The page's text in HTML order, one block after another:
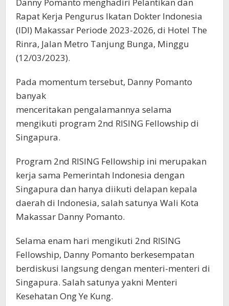
Danny Pomanto menghadiri Pelantikan dan
Rapat Kerja Pengurus Ikatan Dokter Indonesia
(IDI) Makassar Periode 2023-2026, di Hotel The
Rinra, Jalan Metro Tanjung Bunga, Minggu
(12/03/2023).
Pada momentum tersebut, Danny Pomanto
banyak
menceritakan pengalamannya selama
mengikuti program 2nd RISING Fellowship di
Singapura.
Program 2nd RISING Fellowship ini merupakan
kerja sama Pemerintah Indonesia dengan
Singapura dan hanya diikuti delapan kepala
daerah di Indonesia, salah satunya Wali Kota
Makassar Danny Pomanto.
Selama enam hari mengikuti 2nd RISING
Fellowship, Danny Pomanto berkesempatan
berdiskusi langsung dengan menteri-menteri di
Singapura. Salah satunya yakni Menteri
Kesehatan Ong Ye Kung.